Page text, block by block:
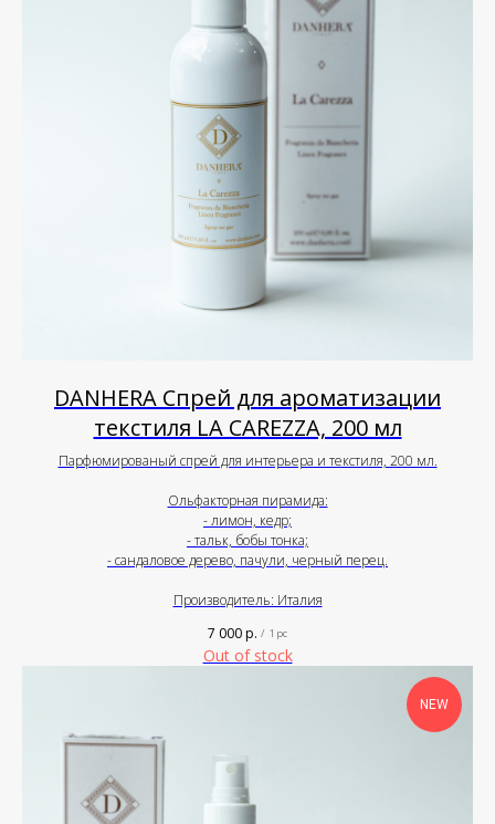
DANHERA Спрей для ароматизации
текстиля LA CAREZZA, 200 мл
Парфюмированый спрей для интерьера и текстиля, 200 мл.
Ольфакторная пирамида:
- лимон, кедр;
- тальк, бобы тонка;
- сандаловое дерево, пачули, черный перец.
Производитель: Италия
7 000р. / 1 pc
Out of stock
NEW